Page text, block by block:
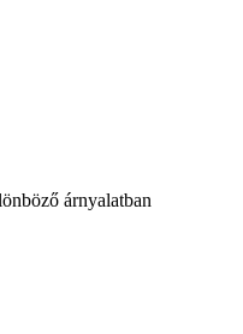
árnyalatban